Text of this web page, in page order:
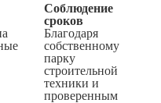
Соблюдение
сроков
Благодаря
собственному
парку
строительной
техники и
проверенным